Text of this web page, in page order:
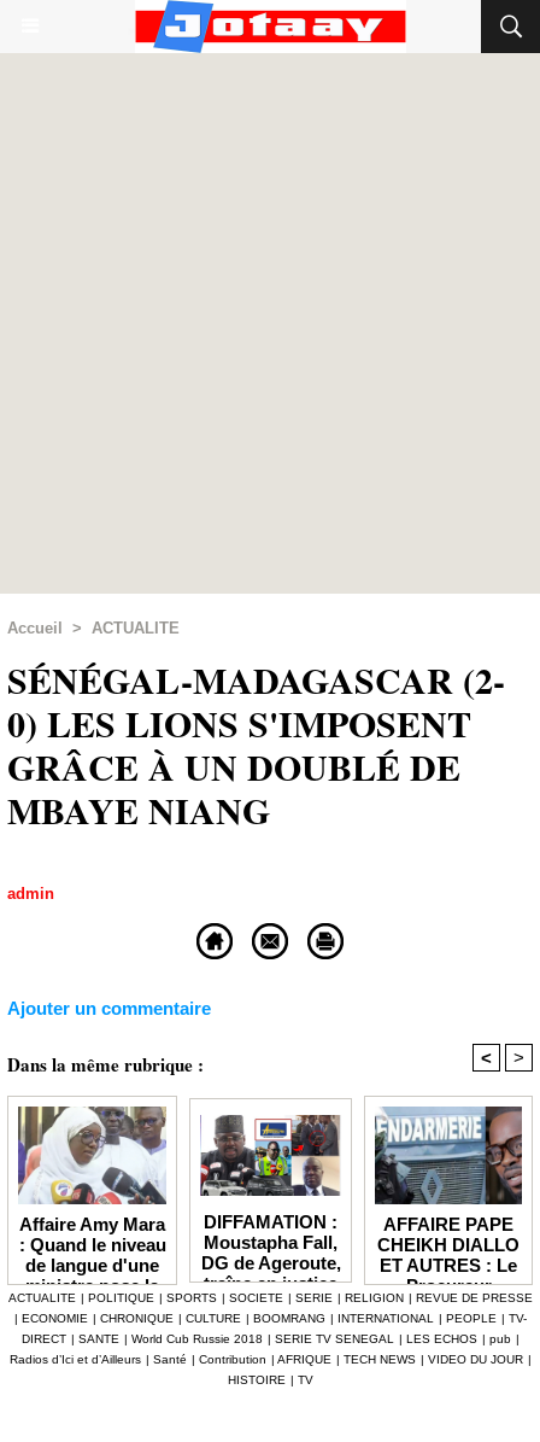
Accueil > ACTUALITE
SÉNÉGAL-MADAGASCAR (2-
0) LES LIONS S'IMPOSENT
GRÂCE À UN DOUBLÉ DE
MBAYE NIANG
admin
Ajouter un commentaire
Dans la même rubrique : < >
Affaire Amy Mara
: Quand le niveau
de langue d'une
ministre pose la
question de la
compétence et de
la crédibilité de
l'État
DIFFAMATION :
Moustapha Fall,
DG de Ageroute,
traîne en justice
l’ex DRH Cheikh
Amet Tidiane
Thiam
AFFAIRE PAPE
CHEIKH DIALLO
ET AUTRES : Le
Procureur
interjette appel et
maintient en
prison ceux qui
ont été placés
ACTUALITE | POLITIQUE | SPORTS | SOCIETE | SERIE | RELIGION | REVUE DE PRESSE
| ECONOMIE | CHRONIQUE | CULTURE | BOOMRANG | INTERNATIONAL | PEOPLE | TV-
DIRECT | SANTE | World Cub Russie 2018 | SERIE TV SENEGAL | LES ECHOS | pub |
Radios d’Ici et d’Ailleurs | Santé | Contribution | AFRIQUE | TECH NEWS | VIDEO DU JOUR |
HISTOIRE | TV